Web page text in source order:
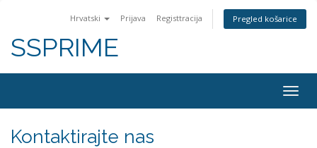
Hrvatski Prijava Registtracija Pregled košarice
SSPRIME
Kontaktirajte nas